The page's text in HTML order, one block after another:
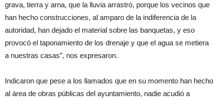
grava, tierra y arna, que la lluvia arrastró, porque los vecinos que
han hecho construcciones, al amparo de la indiferencia de la
autoridad, han dejado el material sobre las banquetas, y eso
provocó el taponamiento de los drenaje y que el agua se metiera
a nuestras casas”, nos expresaron.
Indicaron que pese a los llamados que en su momento han hecho
al área de obras públicas del ayuntamiento, nadie acudió a